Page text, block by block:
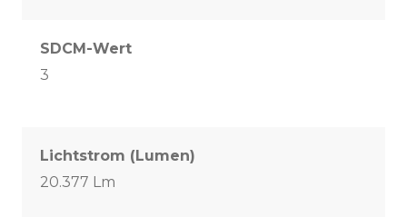
SDCM-Wert
3
Lichtstrom (Lumen)
20.377 Lm